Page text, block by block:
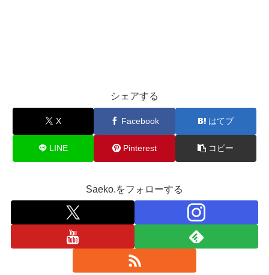
シェアする
X Facebook はてブ
LINE Pinterest コピー
Saeko.をフォローする